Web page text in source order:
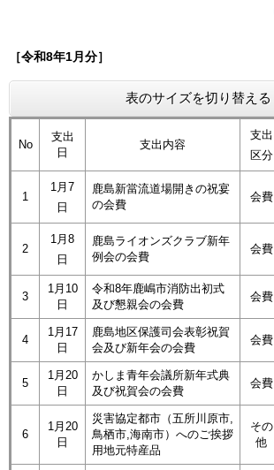
［令和8年1月分］
表のサイズを切り替える
No
支出
日
支出内容
支出
区分
1
1月7
日
鹿島新當流道場開きの祝宴
の会費
会費
2
1月8
日
鹿島ライオンズクラブ新年
例会の会費
会費
3
1月10
日
令和8年鹿嶋市消防出初式
及び懇親会の会費
会費
4
1月17
日
鹿島地区保護司会表彰祝賀
会及び新年会の会費
会費
5
1月20
日
かしま青年会議所新年式典
及び祝賀会の会費
会費
6
1月20
日
災害協定都市（五所川原市,
鳥栖市,海南市）へのご挨拶
用地元特産品
その
他